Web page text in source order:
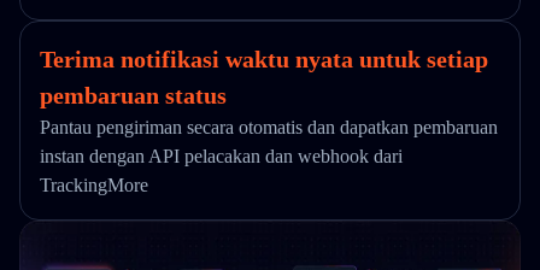
Terima notifikasi waktu nyata untuk setiap
pembaruan status
Pantau pengiriman secara otomatis dan dapatkan pembaruan
instan dengan API pelacakan dan webhook dari
TrackingMore